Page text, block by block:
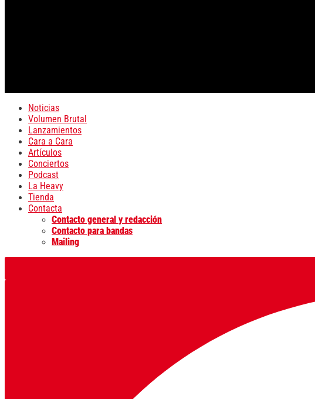
Noticias
Volumen Brutal
Lanzamientos
Cara a Cara
Artículos
Conciertos
Podcast
La Heavy
Tienda
Contacta
Contacto general y redacción
Contacto para bandas
Mailing